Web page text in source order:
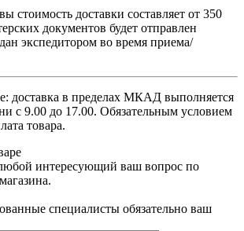
стоимость доставки составляет от 350
документов будет отправлен
экспедитором во время приема/
доставка в пределах МКАД выполняется
с 9.00 до 17.00. Обязательным условием
товара.
интересующий ваш вопрос по
специалисты обязательно ваш